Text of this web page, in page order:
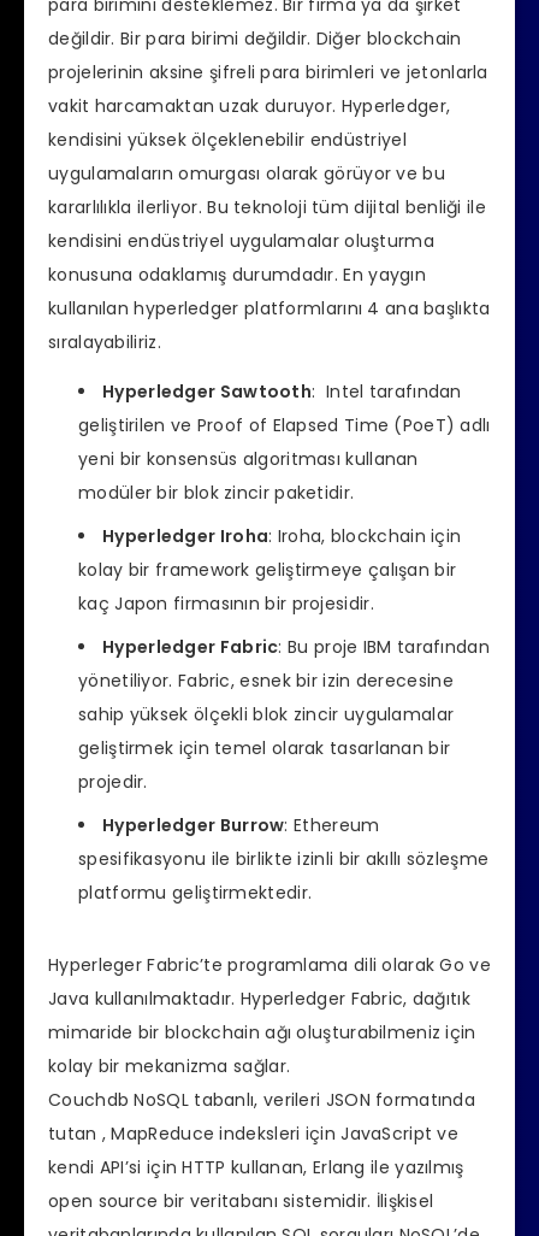
değildir. Bir para birimi değildir. Diğer blockchain
projelerinin aksine şifreli para birimleri ve jetonlarla
vakit harcamaktan uzak duruyor. Hyperledger,
kendisini yüksek ölçeklenebilir endüstriyel
uygulamaların omurgası olarak görüyor ve bu
kararlılıkla ilerliyor. Bu teknoloji tüm dijital benliği ile
kendisini endüstriyel uygulamalar oluşturma
konusuna odaklamış durumdadır. En yaygın
kullanılan hyperledger platformlarını 4 ana başlıkta
sıralayabiliriz.
Hyperledger Sawtooth: Intel tarafından
geliştirilen ve Proof of Elapsed Time (PoeT) adlı
yeni bir konsensüs algoritması kullanan
modüler bir blok zincir paketidir.
Hyperledger Iroha: Iroha, blockchain için
kolay bir framework geliştirmeye çalışan bir
kaç Japon firmasının bir projesidir.
Hyperledger Fabric: Bu proje IBM tarafından
yönetiliyor. Fabric, esnek bir izin derecesine
sahip yüksek ölçekli blok zincir uygulamalar
geliştirmek için temel olarak tasarlanan bir
projedir.
Hyperledger Burrow: Ethereum
spesifikasyonu ile birlikte izinli bir akıllı sözleşme
platformu geliştirmektedir.
Hyperleger Fabric’te programlama dili olarak Go ve
Java kullanılmaktadır. Hyperledger Fabric, dağıtık
mimaride bir blockchain ağı oluşturabilmeniz için
kolay bir mekanizma sağlar.
Couchdb NoSQL tabanlı, verileri JSON formatında
tutan , MapReduce indeksleri için JavaScript ve
kendi API’si için HTTP kullanan, Erlang ile yazılmış
open source bir veritabanı sistemidir. İlişkisel